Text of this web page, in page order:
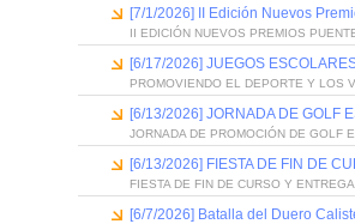
[7/1/2026] II Edición Nuevos
II EDICIÓN NUEVOS PREMIOS
[6/17/2026] JUEGOS
PROMOVIENDO EL DEPORTE Y LOS
[6/13/2026] JORNADA DE GOLF
JORNADA DE PROMOCIÓN DE GOLF
[6/13/2026] FIESTA DE FIN DE
FIESTA DE FIN DE CURSO Y
[6/7/2026] Batalla del Duero